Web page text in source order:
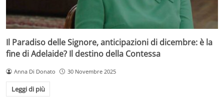
Il Paradiso delle Signore, anticipazioni di dicembre: è la
fine di Adelaide? Il destino della Contessa
Anna Di Donato 30 Novembre 2025
Leggi di più